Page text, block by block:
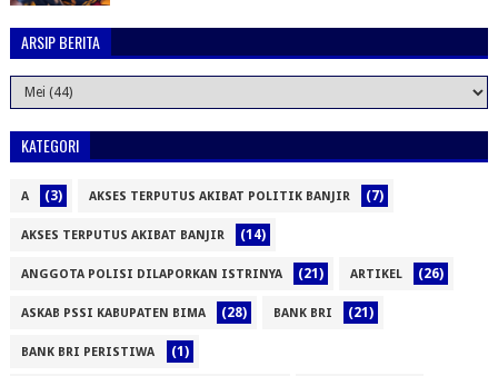
ARSIP BERITA
KATEGORI
A (3) AKSES TERPUTUS AKIBAT POLITIK BANJIR (7)
AKSES TERPUTUS AKIBAT BANJIR (14)
ANGGOTA POLISI DILAPORKAN ISTRINYA (21) ARTIKEL (26)
ASKAB PSSI KABUPATEN BIMA (28) BANK BRI (21)
BANK BRI PERISTIWA (1)